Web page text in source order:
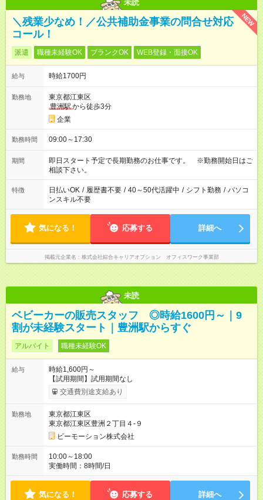
未読
NEW
＼残業少なめ！／公共補助金事業の問合せ対応
コール！
派遣 職種未経験OK ブランクOK WEB登録・面接OK
給与 時給1700円
勤務地
東京都江東区
豊洲駅から徒歩3分
企業
勤務時間 09:00～17:30
期間
即日スタート予定で長期勤務のお仕事です。 ※勤務開始日はご
相談下さい。
特徴 日払いOK / 履歴書不要 / 40～50代活躍中 / シフト勤務 / パソコ
ンスキル不要
気になる！ 応募する 詳細へ
掲載元企業名 株式会社綜合キャリアオプション オフィスワーク事業部
未読
ベビーカーの販売スタッフ ◎時給1600円～｜9
割が未経験スタート｜豊洲駅からすぐ
アルバイト 職種未経験OK
給与
時給1,600円～
【試用期間】試用期間なし
交通費別途支給あり
勤務地
東京都江東区
東京都江東区豊洲２丁目４-９
ビーモーション株式会社
勤務時間
10:00～18:00
実働時間：8時間/日
気になる！ 応募する 詳細へ